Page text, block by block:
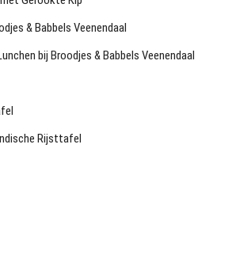
& Babbels Veenendaal
bij Broodjes & Babbels Veenendaal
Rijsttafel